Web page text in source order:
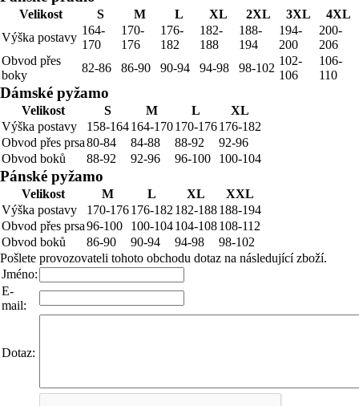
Velikost S M L XL 2XL 3XL
4XL
Výška postavy
164-
170
170-
176
176-
182
182-
188
188-
194
194-
200
200-
206
Obvod přes
boky
82-86 86-90 90-94 94-98 98-102
102-
106
106-
110
Dámské pyžamo
Velikost S M L
XL
Výška postavy
158-164164-170170-176176-182
Obvod přes prsa80-84 84-88 88-92
92-96
Obvod boků
88-92 92-96 96-100 100-104
Pánské pyžamo
Velikost M L XL
XXL
Výška postavy
170-176176-182 182-188188-194
Obvod přes prsa96-100 100-104104-108108-112
Obvod boků
86-90 90-94 94-98
98-102
Pošlete provozovateli tohoto obchodu dotaz na následující zboží.
Jméno:
E-
mail:
Dotaz: